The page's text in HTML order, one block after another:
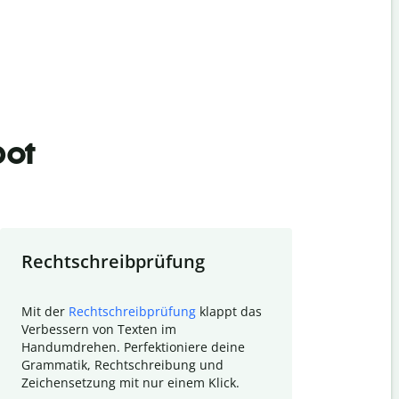
Rechtschreibprüfung
Mit der Rechtschreibprüfung klappt das
Verbessern von Texten im
Handumdrehen. Perfektioniere deine
Grammatik, Rechtschreibung und
Zeichensetzung mit nur einem Klick.